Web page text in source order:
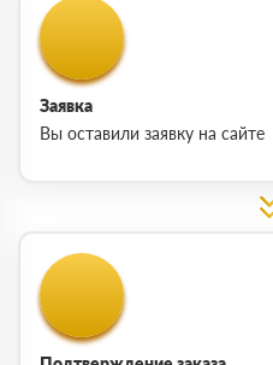
Заявка
Вы оставили заявку на сайте